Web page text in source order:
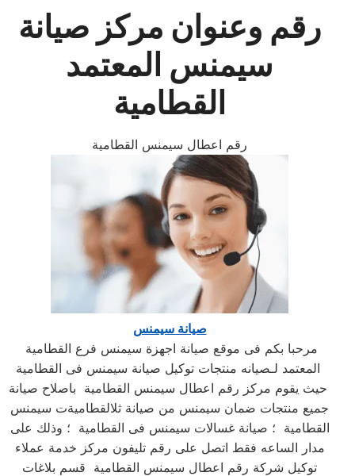
رقم وعنوان مركز صيانة
سيمنس المعتمد
القطامية
رقم اعطال سيمنس القطامية
صيانة سيمنس
المعتمد لـصيانه منتجات توكيل صيانة سيمنس فى القطامية
حيث يقوم مركز رقم اعطال سيمنس القطامية باصلاح صيانة
جميع منتجات ضمان سيمنس من صيانة ثلالقطاميةت سيمنس
القطامية ؛ صيانة غسالات سيمنس فى القطامية ؛ وذلك على
مدار الساعه فقط اتصل على رقم تليفون مركز خدمة عملاء
توكيل شركة رقم اعطال سيمنس القطامية قسم بلاغات